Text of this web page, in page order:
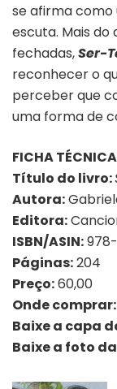
se afirma como
escuta. Mais
fechadas,Ser-
reconhecer o
perceber que
uma forma de
FICHA
Título do livro:
Autora:
Editora:
ISBN/ASIN:
Páginas:204
Preço:60,00
Onde comprar:
Baixe a capa
Baixe a foto